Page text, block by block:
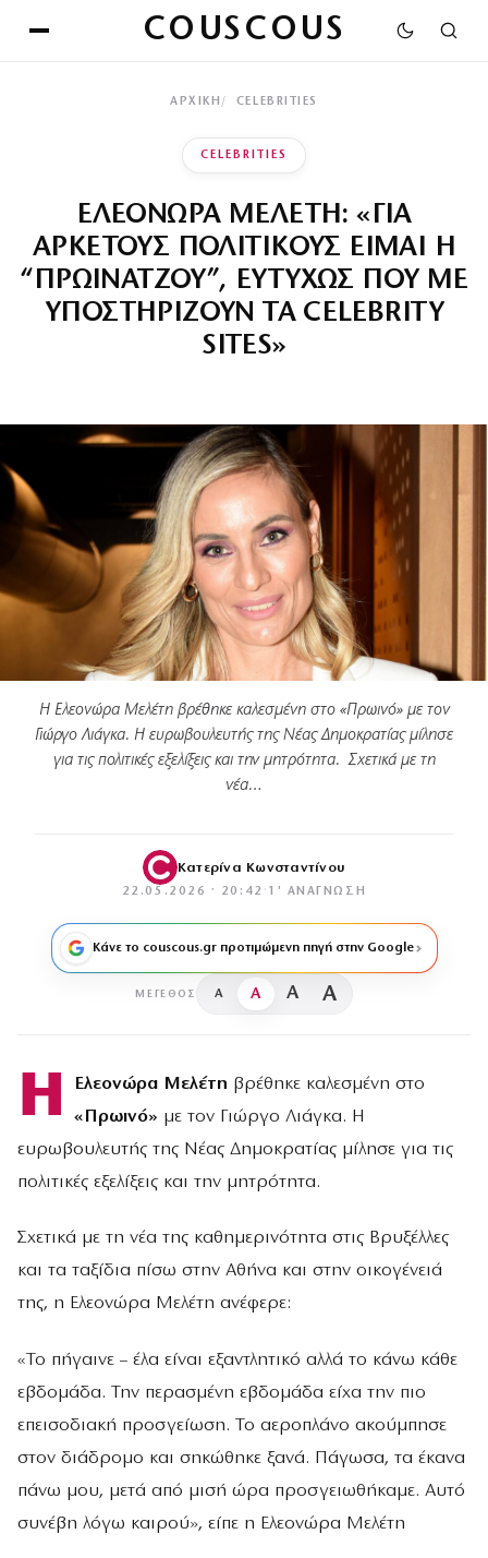
COUSCOUS
ΑΡΧΙΚΉ CELEBRITIES
CELEBRITIES
ΕΛΕΟΝΩΡΑ ΜΕΛΕΤΗ: «ΓΙΑ
ΑΡΚΕΤΟΥΣ ΠΟΛΙΤΙΚΟΥΣ ΕΙΜΑΙ Η
“ΠΡΩΙΝΑΤΖΟΥ”, ΕΥΤΥΧΩΣ ΠΟΥ ΜΕ
ΥΠΟΣΤΗΡΙΖΟΥΝ ΤΑ CELEBRITY
SITES»
Η Ελεονώρα Μελέτη βρέθηκε καλεσμένη στο «Πρωινό» με τον
Γιώργο Λιάγκα. Η ευρωβουλευτής της Νέας Δημοκρατίας μίλησε
για τις πολιτικές εξελίξεις και την μητρότητα. Σχετικά με τη
νέα…
Κατερίνα Κωνσταντίνου
22.05.2026 · 20:42 · 1′ ΑΝΆΓΝΩΣΗ
Κάνε το couscous.gr προτιμώμενη πηγή στην Google
ΜΈΓΕΘΟΣ A A A A
Η Ελεονώρα Μελέτη βρέθηκε καλεσμένη στο
«Πρωινό» με τον Γιώργο Λιάγκα. Η
ευρωβουλευτής της Νέας Δημοκρατίας μίλησε για τις
πολιτικές εξελίξεις και την μητρότητα.
Σχετικά με τη νέα της καθημερινότητα στις Βρυξέλλες
και τα ταξίδια πίσω στην Αθήνα και στην οικογένειά
της, η Ελεονώρα Μελέτη ανέφερε:
«Το πήγαινε – έλα είναι εξαντλητικό αλλά το κάνω κάθε
εβδομάδα. Την περασμένη εβδομάδα είχα την πιο
επεισοδιακή προσγείωση. Το αεροπλάνο ακούμπησε
στον διάδρομο και σηκώθηκε ξανά. Πάγωσα, τα έκανα
πάνω μου, μετά από μισή ώρα προσγειωθήκαμε. Αυτό
συνέβη λόγω καιρού», είπε η Ελεονώρα Μελέτη